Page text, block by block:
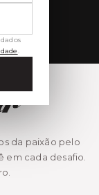
.
da paixão pelo
em cada desafio.